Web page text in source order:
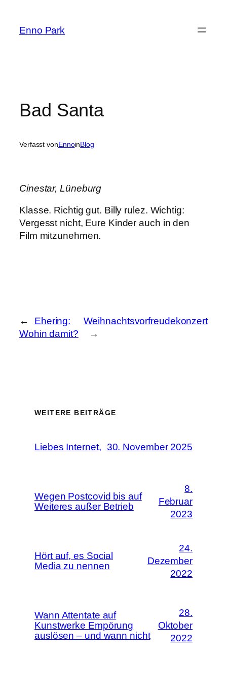
springen
Enno Park
Bad Santa
Verfasst vonEnnoinBlog
Cinestar, Lüneburg
Klasse. Richtig gut. Billy rulez. Wichtig:
Vergesst nicht, Eure Kinder auch in den
Film mitzunehmen.
←
Ehering:
Wohin damit?
Weihnachtsvorfreudekonzert
→
WEITERE BEITRÄGE
Liebes Internet, 30. November 2025
Wegen Postcovid bis auf
Weiteres außer Betrieb
8.
Februar
2023
Hört auf, es Social
Media zu nennen
24.
Dezember
2022
Wann Attentate auf
Kunstwerke Empörung
auslösen – und wann nicht
28.
Oktober
2022